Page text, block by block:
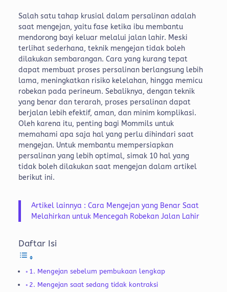
Salah satu tahap krusial dalam persalinan adalah
saat mengejan, yaitu fase ketika ibu membantu
mendorong bayi keluar melalui jalan lahir. Meski
terlihat sederhana, teknik mengejan tidak boleh
dilakukan sembarangan. Cara yang kurang tepat
dapat membuat proses persalinan berlangsung lebih
lama, meningkatkan risiko kelelahan, hingga memicu
robekan pada perineum. Sebaliknya, dengan teknik
yang benar dan terarah, proses persalinan dapat
berjalan lebih efektif, aman, dan minim komplikasi.
Oleh karena itu, penting bagi Mommils untuk
memahami apa saja hal yang perlu dihindari saat
mengejan. Untuk membantu mempersiapkan
persalinan yang lebih optimal, simak 10 hal yang
tidak boleh dilakukan saat mengejan dalam artikel
berikut ini.
Artikel lainnya : Cara Mengejan yang Benar Saat
Melahirkan untuk Mencegah Robekan Jalan Lahir
Daftar Isi
1. Mengejan sebelum pembukaan lengkap
2. Mengejan saat sedang tidak kontraksi